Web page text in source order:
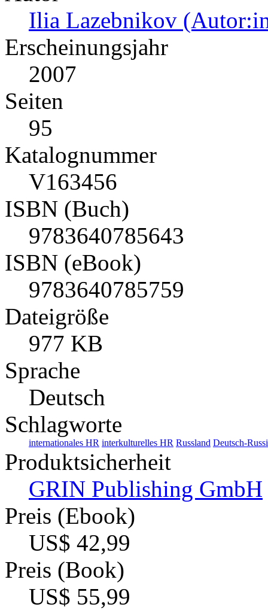
Ilia Lazebnikov
Erscheinungsjahr
2007
Seiten
95
Katalognummer
V163456
ISBN (Buch)
9783640785643
ISBN (eBook)
9783640785759
Dateigröße
977 KB
Sprache
Deutsch
Schlagworte
internationales HR interkulturelles HR Russland Deutsch-
Produktsicherheit
GRIN Publishing GmbH
Preis (Ebook)
US$ 42,99
Preis (Book)
US$ 55,99